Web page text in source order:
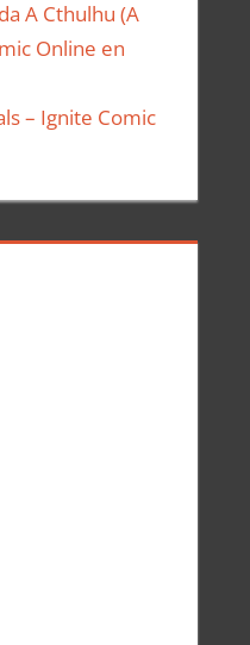
A Cthulhu (A
Online en
– Ignite Comic